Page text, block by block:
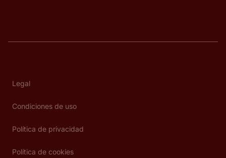
Legal
Condiciones de uso
Política de privacidad
Política de cookies